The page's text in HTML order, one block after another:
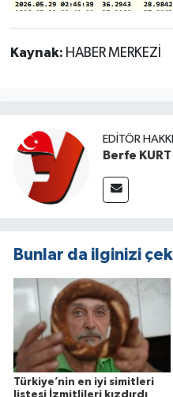
Kaynak: HABER MERKEZİ
EDITÖR
Berfe KURT
Bunlar da ilginizi
Türkiye’nin en iyi simitleri